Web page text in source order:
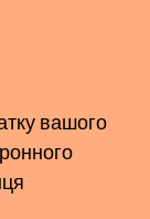
вашого